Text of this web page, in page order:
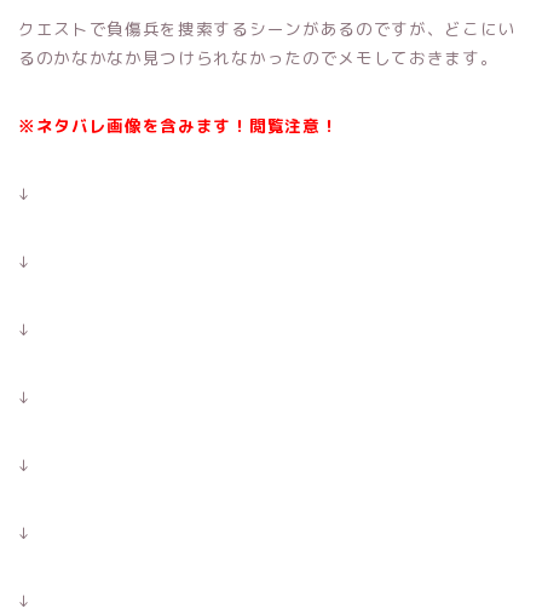
クエストで負傷兵を捜索するシーンがあるのですが、どこにい
るのかなかなか見つけられなかったのでメモしておきます。
※ネタバレ画像を含みます！閲覧注意！
↓
↓
↓
↓
↓
↓
↓